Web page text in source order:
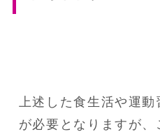
上述した食生活や運
が必要となりますが